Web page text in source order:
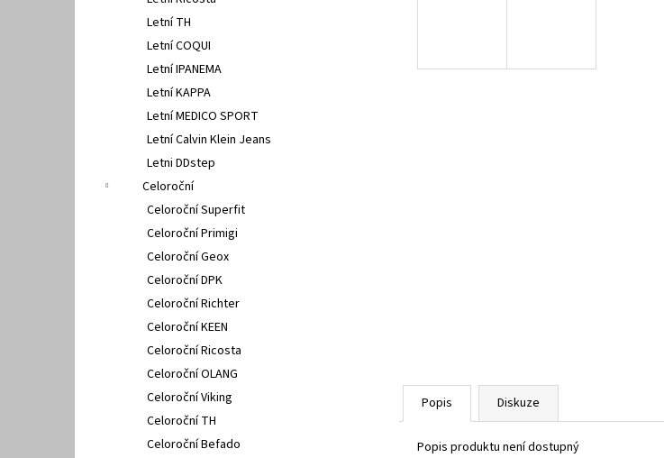
Letní TH
Letní COQUI
Letní IPANEMA
Letní KAPPA
Letní MEDICO SPORT
Letní Calvin Klein Jeans
Letni DDstep
Celoroční
Celoroční Superfit
Celoroční Primigi
Celoroční Geox
Celoroční DPK
Celoroční Richter
Celoroční KEEN
Celoroční Ricosta
Celoroční OLANG
Celoroční Viking
Celoroční TH
Celoroční Befado
Popis Diskuze
Popis produktu není dostupný
1 495 Kč